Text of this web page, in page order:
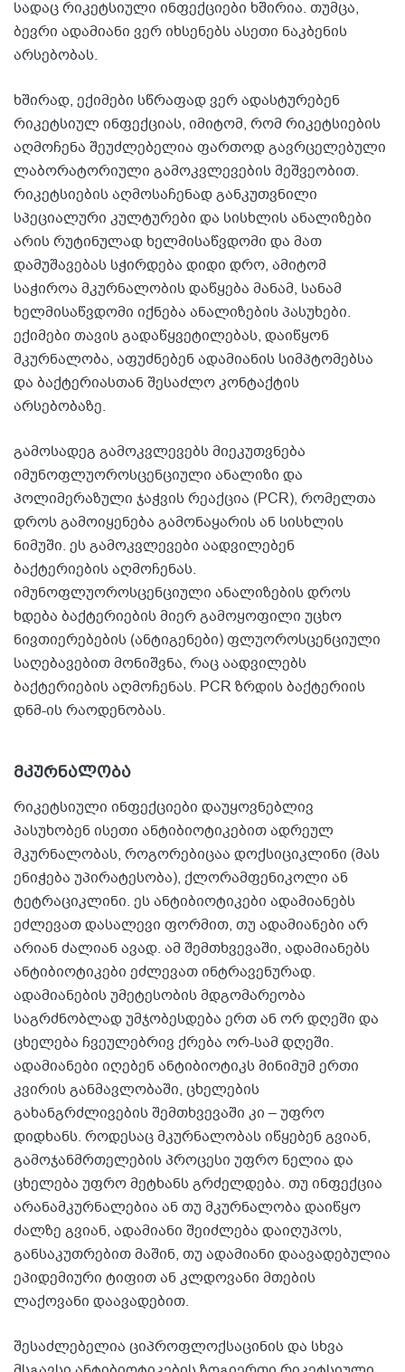
სადაც რიკეტსიული ინფექციები ხშირია. თუმცა,
ბევრი ადამიანი ვერ იხსენებს ასეთი ნაკბენის
არსებობას.
ხშირად, ექიმები სწრაფად ვერ ადასტურებენ
რიკეტსიულ ინფექციას, იმიტომ, რომ რიკეტსიების
აღმოჩენა შეუძლებელია ფართოდ გავრცელებული
ლაბორატორიული გამოკვლევების მეშვეობით.
რიკეტსიების აღმოსაჩენად განკუთვნილი
სპეციალური კულტურები და სისხლის ანალიზები
არის რუტინულად ხელმისაწვდომი და მათ
დამუშავებას სჭირდება დიდი დრო, ამიტომ
საჭიროა მკურნალობის დაწყება მანამ, სანამ
ხელმისაწვდომი იქნება ანალიზების პასუხები.
ექიმები თავის გადაწყვეტილებას, დაიწყონ
მკურნალობა, აფუძნებენ ადამიანის სიმპტომებსა
და ბაქტერიასთან შესაძლო კონტაქტის
არსებობაზე.
გამოსადეგ გამოკვლევებს მიეკუთვნება
იმუნოფლუოროსცენციული ანალიზი და
პოლიმერაზული ჯაჭვის რეაქცია (PCR), რომელთა
დროს გამოიყენება გამონაყარის ან სისხლის
ნიმუში. ეს გამოკვლევები აადვილებენ
ბაქტერიების აღმოჩენას.
იმუნოფლუოროსცენციული ანალიზების დროს
ხდება ბაქტერიების მიერ გამოყოფილი უცხო
ნივთიერებების (ანტიგენები) ფლუოროსცენციული
საღებავებით მონიშვნა, რაც აადვილებს
ბაქტერიების აღმოჩენას. PCR ზრდის ბაქტერიის
დნმ-ის რაოდენობას.
მკურნალობა
რიკეტსიული ინფექციები დაუყოვნებლივ
პასუხობენ ისეთი ანტიბიოტიკებით ადრეულ
მკურნალობას, როგორებიცაა დოქსიციკლინი (მას
ენიჭება უპირატესობა), ქლორამფენიკოლი ან
ტეტრაციკლინი. ეს ანტიბიოტიკები ადამიანებს
ეძლევათ დასალევი ფორმით, თუ ადამიანები არ
არიან ძალიან ავად. ამ შემთხვევაში, ადამიანებს
ანტიბიოტიკები ეძლევათ ინტრავენურად.
ადამიანების უმეტესობის მდგომარეობა
საგრძნობლად უმჯობესდება ერთ ან ორ დღეში და
ცხელება ჩვეულებრივ ქრება ორ-სამ დღეში.
ადამიანები იღებენ ანტიბიოტიკს მინიმუმ ერთი
კვირის განმავლობაში, ცხელების
გახანგრძლივების შემთხვევაში კი – უფრო
დიდხანს. როდესაც მკურნალობას იწყებენ გვიან,
გამოჯანმრთელების პროცესი უფრო ნელია და
ცხელება უფრო მეტხანს გრძელდება. თუ ინფექცია
არანამკურნალებია ან თუ მკურნალობა დაიწყო
ძალზე გვიან, ადამიანი შეიძლება დაიღუპოს,
განსაკუთრებით მაშინ, თუ ადამიანი დაავადებულია
ეპიდემიური ტიფით ან კლდოვანი მთების
ლაქოვანი დაავადებით.
შესაძლებელია ციპროფლოქსაცინის და სხვა